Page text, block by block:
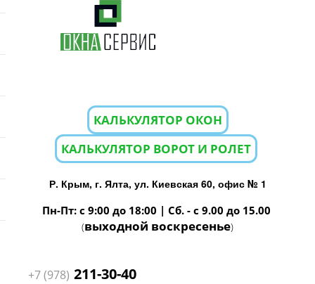
КАЛЬКУЛЯТОР ОКОН
КАЛЬКУЛЯТОР ВОРОТ И РОЛЕТ
Р. Крым, г. Ялта, ул. Киевская 60, офис № 1
Пн-Пт: с 9:00 до 18:00 | Сб. - с 9.00 до 15.00
(выходной воскресенье)
+7 (978) 211-30-40